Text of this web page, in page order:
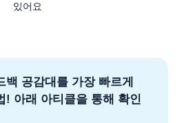
있어요
백 공감대를 가장 빠르게
! 아래 아티클을 통해 확인